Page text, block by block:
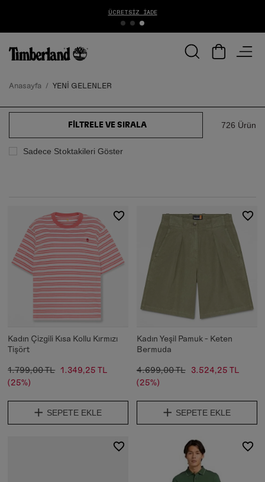
1000 TL ÜZERİ ÜCRETSİZ KARGO
Anasayfa YENİ GELENLER
Sadece Stoktakileri Göster
FILTRELE VE SIRALA 726 Ürün
Kadın Çizgili Kısa Kollu Kırmızı
Tişört
1.799,00 TL 1.349,25 TL
(25%)
SEPETE EKLE
Kadın Yeşil Pamuk - Keten
Bermuda
4.699,00 TL
3.524,25 TL
(25%)
SEPETE EKLE